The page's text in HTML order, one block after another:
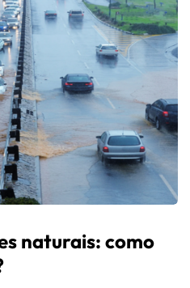
naturais: como